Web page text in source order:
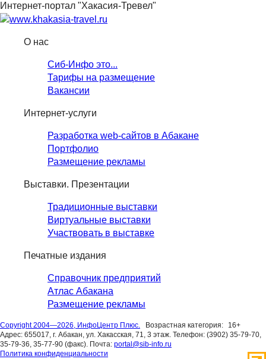
Интернет-портал "Хакасия-Тревел"
О нас
Сиб-Инфо это...
Тарифы на размещение
Вакансии
Интернет-услуги
Разработка web-сайтов в Абакане
Портфолио
Размещение рекламы
Выставки. Презентации
Традиционные выставки
Виртуальные выставки
Участвовать в выставке
Печатные издания
Справочник предприятий
Атлас Абакана
Размещение рекламы
Copyright 2004—2026, ИнфоЦентр Плюс. Возрастная категория:
16+
Адрес: 655017, г. Абакан, ул. Хакасская, 71, 3 этаж. Телефон: (3902) 35-79-70,
35-79-36, 35-77-90 (факс). Почта: portal@sib-info.ru
Политика конфиденциальности